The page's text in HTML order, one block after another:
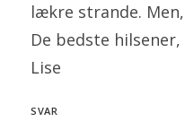
lækre strande.
De bedste hilsener,
Lise
SVAR